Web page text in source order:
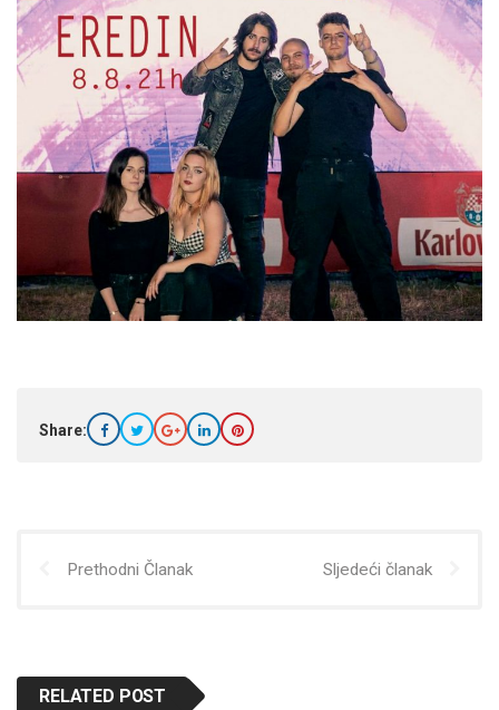
Share:
Prethodni Članak Sljedeći članak
RELATED POST